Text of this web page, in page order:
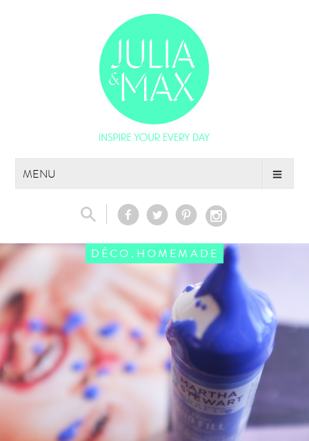
MENU
DÉCO , HOMEMADE